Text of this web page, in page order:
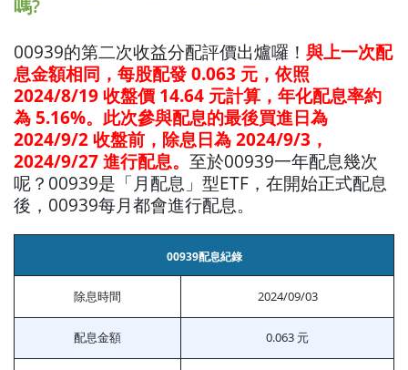
嗎?
00939的第二次收益分配評價出爐囉！ 與上一次配
息金額相同，每股配發 0.063 元，依照
2024/8/19 收盤價 14.64 元計算，年化配息率約
為 5.16%。此次參與配息的最後買進日為
2024/9/2 收盤前，除息日為 2024/9/3，
2024/9/27 進行配息。 至於00939一年配息幾次
呢？00939是「月配息」型ETF，在開始正式配息
後，00939每月都會進行配息。
00939配息紀錄
除息時間 2024/09/03
配息金額 0.063 元